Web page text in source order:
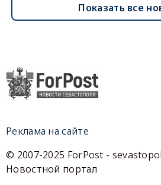
Показать все
Реклама на сайте
© 2007-2025 ForPost -
Новостной портал